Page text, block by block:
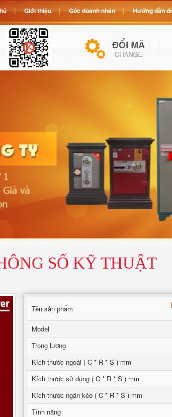
SỐ KỸ THUẬT
Tên sản phẩm
Model
Trọng lượng
Kích thước ngoài ( C * R * S ) mm
Kích thước sử dụng ( C * R * S ) mm
Kích thước ngăn kéo ( C * R * S ) mm
Tính năng
Giới thiệu Góc doanh nhân Hướng dẫn